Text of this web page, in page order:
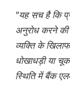
"यह सच है कि
अनुरोध करने की
व्यक्ति के
धोखाधड़ी या
स्थिति में बैंक